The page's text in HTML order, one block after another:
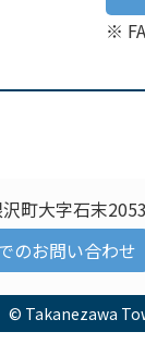
※
町大字石末2053
のお問い合わせ
© Takanezawa